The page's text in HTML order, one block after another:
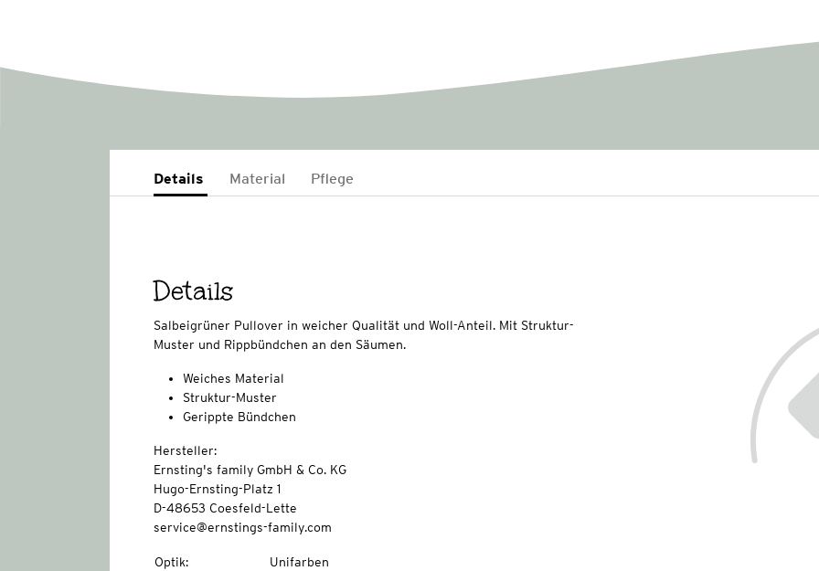
Details Material Pflege
Details
Salbeigrüner Pullover in weicher Qualität und Woll-Anteil. Mit Struktur-
Muster und Rippbündchen an den Säumen.
Weiches Material
Struktur-Muster
Gerippte Bündchen
Hersteller:
Ernsting's family GmbH & Co. KG
Hugo-Ernsting-Platz 1
D-48653 Coesfeld-Lette
service@ernstings-family.com
Optik: Unifarben